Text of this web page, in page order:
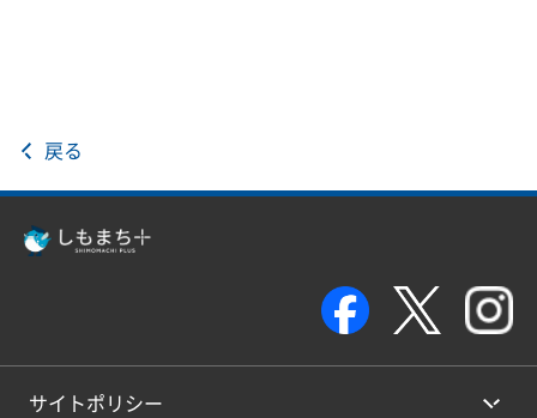
戻る
サイトポリシー